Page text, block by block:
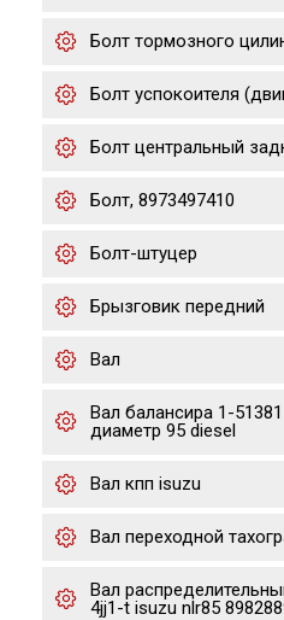
Болт тормозного
Болт успокоителя
Болт центральный
Болт, 8973497410
Болт-штуцер
Брызговик передний
Вал
Вал балансира 1-
диаметр 95 diesel
Вал кпп isuzu
Вал переходной
Вал
4jj1-t isuzu nlr85